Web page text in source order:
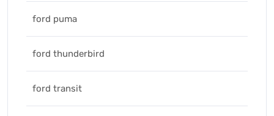
ford puma
ford thunderbird
ford transit